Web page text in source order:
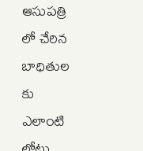
ఆసుపత్రి
లో చేరిన
బాధితుల
కు
ఎలాంటి